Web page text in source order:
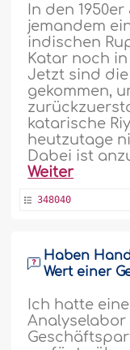
In den
jemandem
indischen
Katar noch
Jetzt sind
gekommen,
katarische
heutzutage
Dabei ist
Weiter
348040
Haben
Wert einer
Ich hatte
Analyselabor